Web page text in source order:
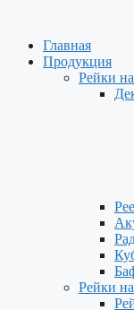
содержимому
Главная
Продукция
Рейки
Рейки